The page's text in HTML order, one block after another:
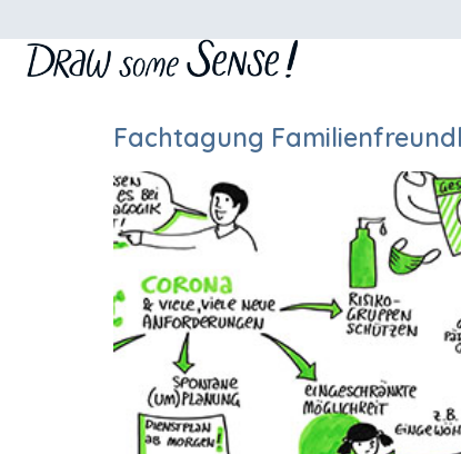
Fachtagung